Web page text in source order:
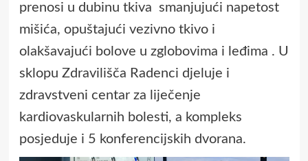
prenosi u dubinu tkiva smanjujući napetost
mišića, opuštajući vezivno tkivo i
olakšavajući bolove u zglobovima i leđima . U
sklopu Zdravilišča Radenci djeluje i
zdravstveni centar za liječenje
kardiovaskularnih bolesti, a kompleks
posjeduje i 5 konferencijskih dvorana.